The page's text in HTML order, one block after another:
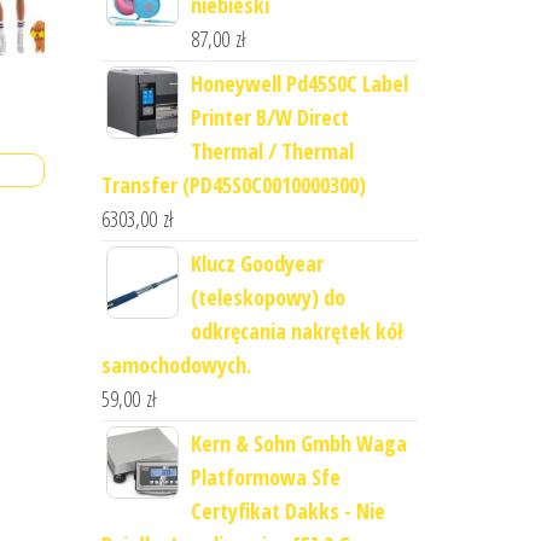
87,00 zł
Honeywell Pd45S0C Label
Printer B/W Direct
Thermal / Thermal
Transfer (PD45S0C0010000300)
6303,00 zł
Klucz Goodyear
(teleskopowy) do
odkręcania nakrętek kół
samochodowych.
59,00 zł
Kern & Sohn Gmbh Waga
Platformowa Sfe
Certyfikat Dakks - Nie